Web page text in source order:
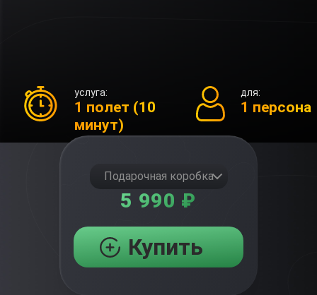
услуга:
1 полет (10
минут)
для:
1 персона
Подарочная коробка
5 990 ₽
Купить